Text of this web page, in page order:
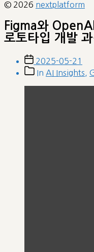
© 2026 nextplatform
Figma와
로토타입 개발
Post
date
2025-05-21
PostIn AI Insights